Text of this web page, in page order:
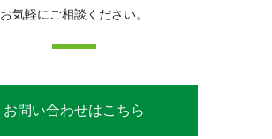
お気軽にご相談ください。
お問い合わせはこちら